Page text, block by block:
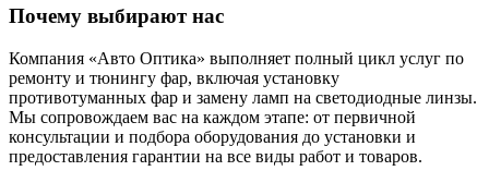
Почему выбирают нас
Компания «Авто Оптика» выполняет полный цикл услуг по
ремонту и тюнингу фар, включая установку
противотуманных фар и замену ламп на светодиодные линзы.
Мы сопровождаем вас на каждом этапе: от первичной
консультации и подбора оборудования до установки и
предоставления гарантии на все виды работ и товаров.